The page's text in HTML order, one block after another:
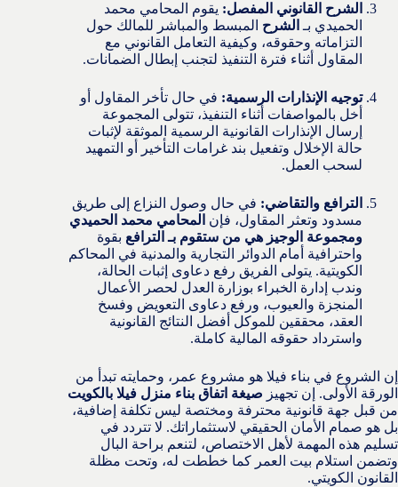
الشرح القانوني المفصل: يقوم المحامي محمد
الحميدي بـ الشرح المبسط والمباشر للمالك حول
التزاماته وحقوقه، وكيفية التعامل القانوني مع
المقاول أثناء فترة التنفيذ لتجنب إبطال الضمانات.
توجيه الإنذارات الرسمية: في حال تأخر المقاول أو
أخل بالمواصفات أثناء التنفيذ، تتولى المجموعة
إرسال الإنذارات القانونية الرسمية الموثقة لإثبات
حالة الإخلال وتفعيل بند غرامات التأخير أو التمهيد
لسحب العمل.
الترافع والتقاضي: في حال وصول النزاع إلى طريق
مسدود وتعثر المقاول، فإن المحامي محمد الحميدي
ومجموعة الوجيز هي من ستقوم بـ الترافع بقوة
واحترافية أمام الدوائر التجارية والمدنية في المحاكم
الكويتية. يتولى الفريق رفع دعاوى إثبات الحالة،
وندب إدارة الخبراء بوزارة العدل لحصر الأعمال
المنجزة والعيوب، ورفع دعاوى التعويض وفسخ
العقد، محققين للموكل أفضل النتائج القانونية
واسترداد حقوقه المالية كاملة.
إن الشروع في بناء فيلا هو مشروع عمر، وحمايته تبدأ من
الورقة الأولى. إن تجهيز صيغة اتفاق بناء منزل فيلا بالكويت
من قبل جهة قانونية محترفة ومختصة ليس تكلفة إضافية،
بل هو صمام الأمان الحقيقي لاستثماراتك. لا تتردد في
تسليم هذه المهمة لأهل الاختصاص، لتنعم براحة البال
وتضمن استلام بيت العمر كما خططت له، وتحت مظلة
القانون الكويتي.